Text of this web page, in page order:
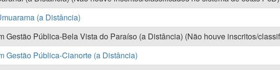
(a Distância)
Gestão Pública-Bela Vista do Paraíso (a Distância) (Não houve inscritos/
Gestão Pública-Cianorte (a Distância)